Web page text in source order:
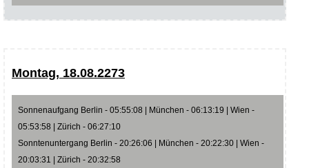
Montag, 18.08.2273
Sonnenaufgang Berlin - 05:55:08 | München - 06:13:19 | Wien -
05:53:58 | Zürich - 06:27:10
Sonntenuntergang Berlin - 20:26:06 | München - 20:22:30 | Wien -
20:03:31 | Zürich - 20:32:58